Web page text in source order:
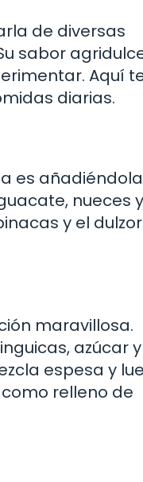
de diversas
sabor
Aquí
diarias.
es
nueces
y el
maravillosa.
azúcar
espesa y
relleno de